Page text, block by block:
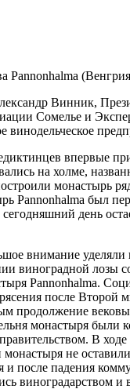
Pannonhalma
Винник,
Сомелье и
винодельческое
впервые
на холме,
монастырь
Pannonhalma был
день
внимание
виноградной лозы
Pannonhalma.
после Второй
продолжение
монастыря были
В
монастыря не
и после падения
виноградарством и